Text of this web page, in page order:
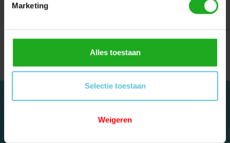
Marketing
Alles toestaan
Selectie toestaan
Weigeren
Zwembadrobot
Zwembadrobot